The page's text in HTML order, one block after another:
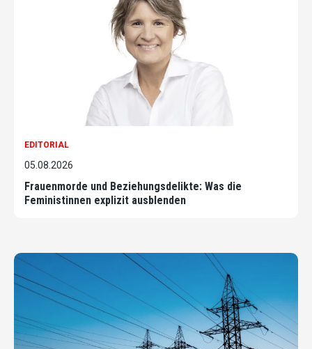
EDITORIAL
05.08.2026
Frauenmorde und Beziehungsdelikte: Was die
Feministinnen explizit ausblenden